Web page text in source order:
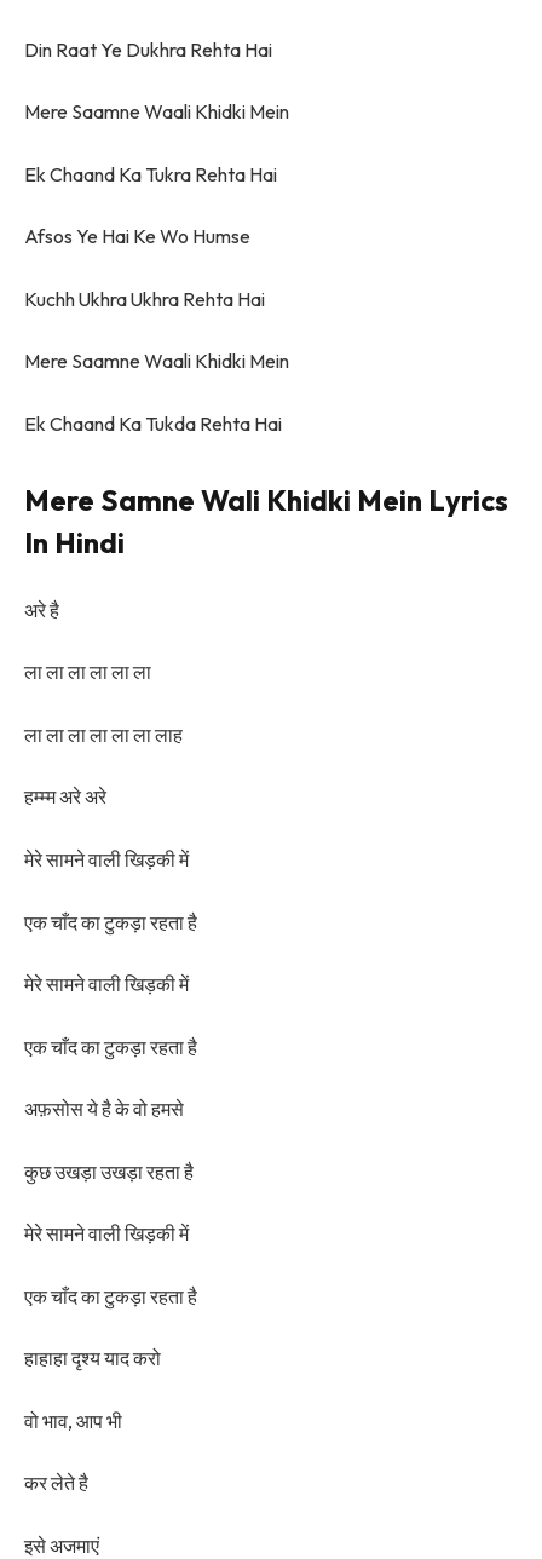
Din Raat Ye Dukhra Rehta Hai
Mere Saamne Waali Khidki Mein
Ek Chaand Ka Tukra Rehta Hai
Afsos Ye Hai Ke Wo Humse
Kuchh Ukhra Ukhra Rehta Hai
Mere Saamne Waali Khidki Mein
Ek Chaand Ka Tukda Rehta Hai
Mere Samne Wali Khidki Mein Lyrics
In Hindi
अरे है
ला ला ला ला ला ला
ला ला ला ला ला ला लाह
हम्म्म अरे अरे
मेरे सामने वाली खिड़की में
एक चाँद का टुकड़ा रहता है
मेरे सामने वाली खिड़की में
एक चाँद का टुकड़ा रहता है
अफ़सोस ये है के वो हमसे
कुछ उखड़ा उखड़ा रहता है
मेरे सामने वाली खिड़की में
एक चाँद का टुकड़ा रहता है
हाहाहा दृश्य याद करो
वो भाव, आप भी
कर लेते है
इसे अजमाएं